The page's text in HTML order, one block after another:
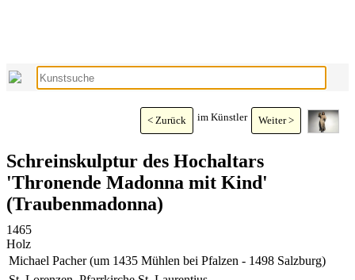
< Zurück im Künstler Weiter >
Schreinskulptur des Hochaltars
'Thronende Madonna mit Kind'
(Traubenmadonna)
1465
Holz
Michael Pacher (um 1435 Mühlen bei Pfalzen - 1498 Salzburg)